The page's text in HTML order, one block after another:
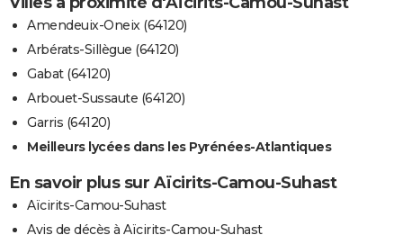
Amendeuix-Oneix (64120)
Arbérats-Sillègue (64120)
Gabat (64120)
Arbouet-Sussaute (64120)
Garris (64120)
Meilleurs lycées dans les Pyrénées-Atlantiques
En savoir plus sur Aïcirits-Camou-Suhast
Aïcirits-Camou-Suhast
Avis de décès à Aïcirits-Camou-Suhast